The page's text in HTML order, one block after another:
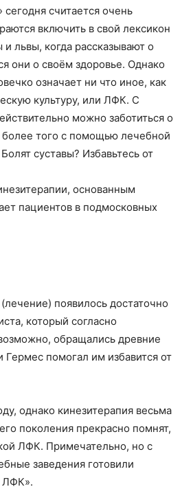
сегодня считается очень
включить в свой лексикон
львы, когда рассказывают о
они о своём здоровье. Однако
означает ни что иное, как
культуру, или ЛФК. С
можно заботиться о
более того с помощью лечебной
суставы? Избавьтесь от
основанным
пациентов в подмосковных
появилось достаточно
который согласно
обращались древние
Гермес помогал им избавится от
однако кинезитерапия весьма
поколения прекрасно помнят,
ЛФК. Примечательно, но с
заведения готовили
ЛФК».